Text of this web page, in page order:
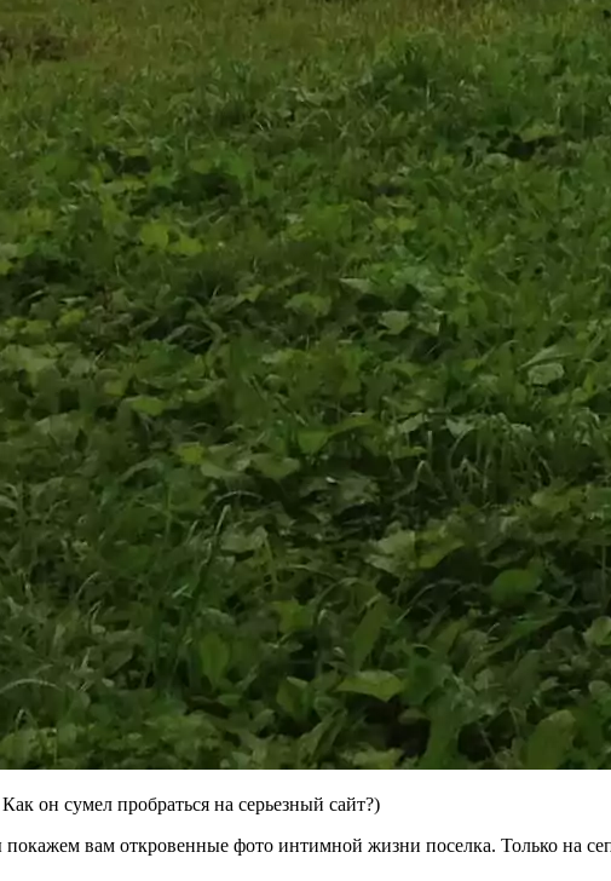
он сумел пробраться на серьезный сайт?)
вам откровенные фото интимной жизни поселка. Только на